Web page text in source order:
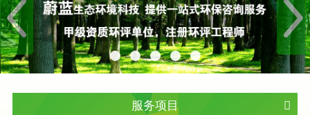
服务项目